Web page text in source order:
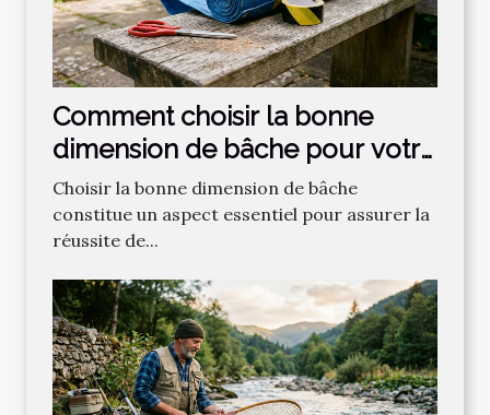
Comment choisir la bonne
dimension de bâche pour votre
projet ?
Choisir la bonne dimension de bâche
constitue un aspect essentiel pour assurer la
réussite de...